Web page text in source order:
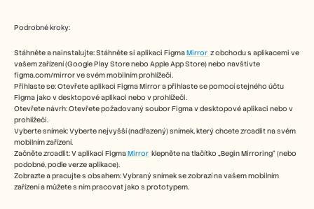
Podrobné kroky:
Stáhněte a nainstalujte: Stáhněte si aplikaci Figma Mirror z obchodu s aplikacemi ve
vašem zařízení (Google Play Store nebo Apple App Store) nebo navštivte
figma.com/mirror ve svém mobilním prohlížeči.
Přihlaste se: Otevřete aplikaci Figma Mirror a přihlaste se pomocí stejného účtu
Figma jako v desktopové aplikaci nebo v prohlížeči.
Otevřete návrh: Otevřete požadovaný soubor Figma v desktopové aplikaci nebo v
prohlížeči.
Vyberte snímek: Vyberte nejvyšší (nadřazený) snímek, který chcete zrcadlit na svém
mobilním zařízení.
Začněte zrcadlit: V aplikaci Figma Mirror klepněte na tlačítko „Begin Mirroring“ (nebo
podobné, podle verze aplikace).
Zobrazte a pracujte s obsahem: Vybraný snímek se zobrazí na vašem mobilním
zařízení a můžete s ním pracovat jako s prototypem.
Announcement
USECASES
Change Management
Sales Enablement
Pre-sales
Product Marketing
Customer Success
Training
See more